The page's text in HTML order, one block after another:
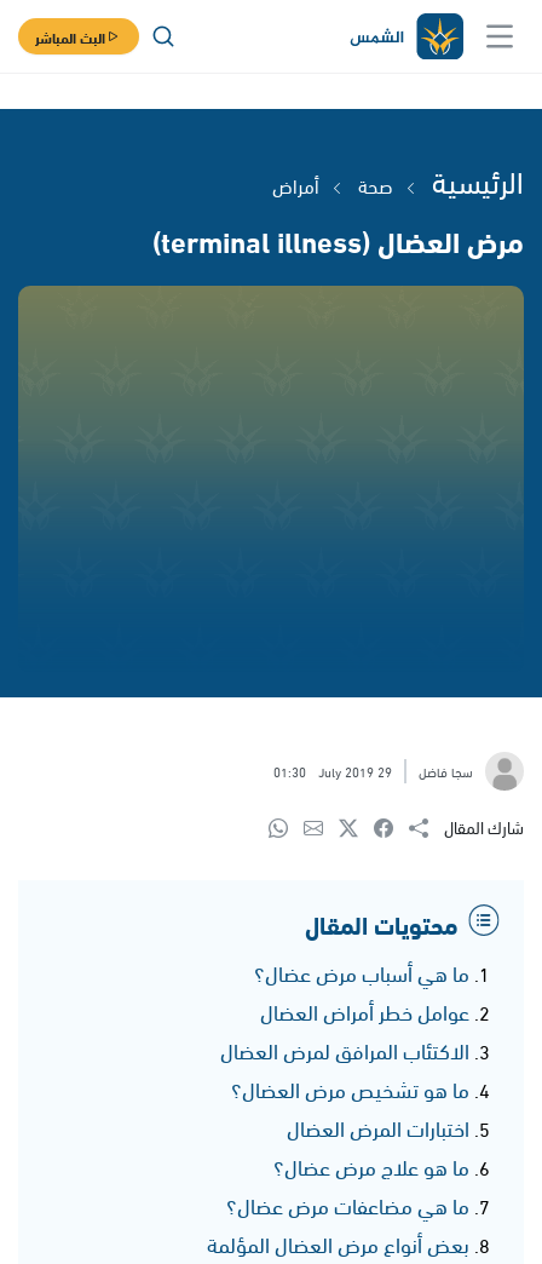
البث المباشر
الرئيسية صحة أمراض
مرض العضال (terminal illness)
سجا فاضل 29 July 2019
01:30
شارك المقال
محتويات المقال
ما هي أسباب مرض عضال؟
عوامل خطر أمراض العضال
الاكتئاب المرافق لمرض العضال
ما هو تشخيص مرض العضال؟
اختبارات المرض العضال
ما هو علاج مرض عضال؟
ما هي مضاعفات مرض عضال؟
بعض أنواع مرض العضال المؤلمة